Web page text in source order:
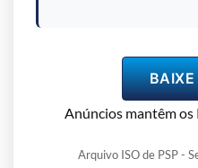
BAIXE
Anúncios mantêm
Arquivo ISO de PSP -